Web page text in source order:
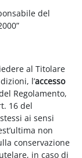
del
al Titolare
l’accesso
Regolamento,
16 del
ai sensi
non
conservazione
in caso di